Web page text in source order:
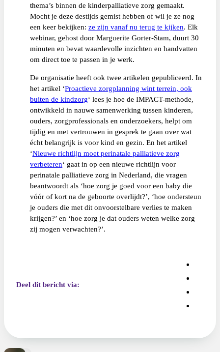
thema’s binnen de kinderpalliatieve zorg gemaakt.
Mocht je deze destijds gemist hebben of wil je ze nog
een keer bekijken:ze zijn vanaf nu terug te kijken. Elk
webinar, gehost door Marguerite Gorter-Stam, duurt 30
minuten en bevat waardevolle inzichten en handvatten
om direct toe te passen in je werk.
De organisatie heeft ook twee artikelen gepubliceerd. In
het artikel ‘Proactieve zorgplanning wint terrein, ook
buiten de kindzorg‘ lees je hoe de IMPACT-methode,
ontwikkeld in nauwe samenwerking tussen kinderen,
ouders, zorgprofessionals en onderzoekers, helpt om
tijdig en met vertrouwen in gesprek te gaan over wat
écht belangrijk is voor kind en gezin. En het artikel
‘Nieuwe richtlijn moet perinatale palliatieve zorg
verbeteren‘ gaat in op een nieuwe richtlijn voor
perinatale palliatieve zorg in Nederland, die vragen
beantwoordt als ‘hoe zorg je goed voor een baby die
vóór of kort na de geboorte overlijdt?’, ‘hoe ondersteun
je ouders die met dit onvoorstelbare verlies te maken
krijgen?’ en ‘hoe zorg je dat ouders weten welke zorg
zij mogen verwachten?’.
Deel dit bericht via: